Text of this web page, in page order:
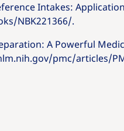
Intakes:
NBK221366/.
A Powerful
pmc/articles/